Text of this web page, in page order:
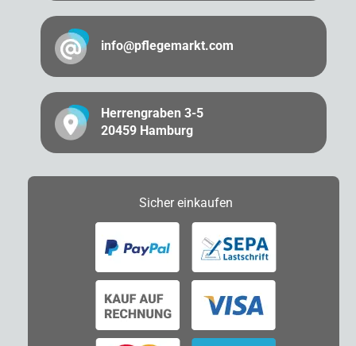
info@pflegemarkt.com
Herrengraben 3-5
20459 Hamburg
Sichereinkaufen